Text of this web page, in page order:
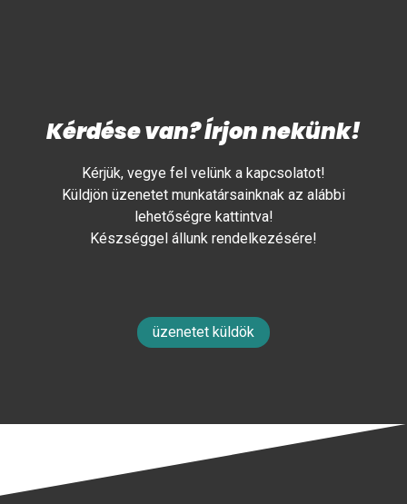
Kérdése van? Írjon nekünk!
Kérjük, vegye fel velünk a kapcsolatot!
Küldjön üzenetet munkatársainknak az alábbi
lehetőségre kattintva!
Készséggel állunk rendelkezésére!
üzenetet küldök